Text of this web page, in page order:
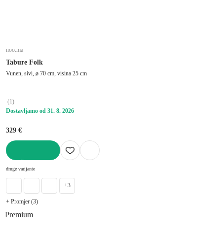
noo.ma
Tabure Folk
Vunen, sivi, ø 70 cm, visina 25 cm
(1)
Dostavljamo od 31. 8. 2026
329 €
druge varijante
+3
+ Promjer (3)
Premium